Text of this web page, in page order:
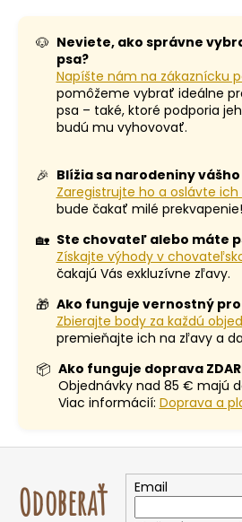
🐶 Neviete, ako správne
psa?
Napíšte nám na zákaznícku
pomôžeme vybrať ideálne
psa – také, ktoré podporia
budú mu vyhovovať.
🎉 Blížia sa narodeniny
Zaregistrujte ho a oslávte ich
bude čakať milé prekvapenie!
🏡 Ste chovateľ alebo máte
Získajte výhody v
čakajú Vás exkluzívne zľavy.
🎁 Ako funguje vernostný
Zbierajte body za každú
premieňajte ich na zľavy a
📦 Ako funguje doprava
Objednávky nad 85 € majú
Viac informácií: Doprava a
Odoberať
Email